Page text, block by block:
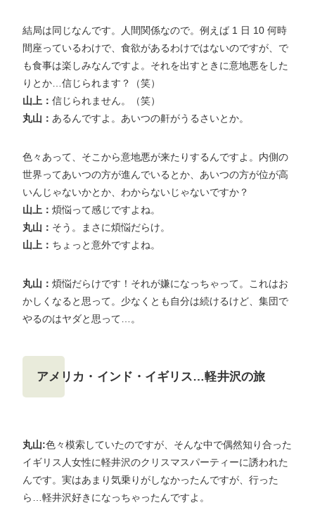
結局は同じなんです。人間関係なので。例えば 1 日 10 何時
間座っているわけで、食欲があるわけではないのですが、で
も食事は楽しみなんですよ。それを出すときに意地悪をした
りとか…信じられます？（笑）
山上： 信じられません。（笑）
丸山： あるんですよ。あいつの鼾がうるさいとか。
色々あって、そこから意地悪が来たりするんですよ。内側の
世界ってあいつの方が進んでいるとか、あいつの方が位が高
いんじゃないかとか、わからないじゃないですか？
山上： 煩悩って感じですよね。
丸山： そう。まさに煩悩だらけ。
山上： ちょっと意外ですよね。
丸山： 煩悩だらけです！それが嫌になっちゃって。これはお
かしくなると思って。少なくとも自分は続けるけど、集団で
やるのはヤダと思って…。
アメリカ・インド・イギリス…軽井沢の旅
丸山:色々模索していたのですが、そんな中で偶然知り合った
イギリス人女性に軽井沢のクリスマスパーティーに誘われた
んです。実はあまり気乗りがしなかったんですが、行った
ら…軽井沢好きになっちゃったんですよ。